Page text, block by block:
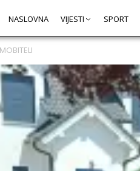
NASLOVNA VIJESTI SPORT